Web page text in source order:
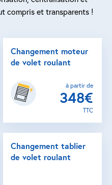
compris et transparents !
Changement moteur
de volet roulant
à partir de
348€
TTC
Changement tablier
de volet roulant